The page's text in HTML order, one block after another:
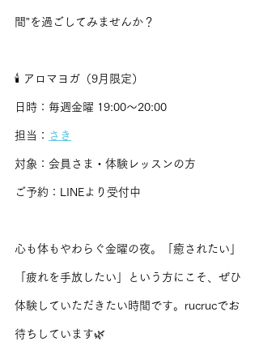
間”を過ごしてみませんか？
🕯 アロマヨガ（9月限定）
日時：毎週金曜 19:00〜20:00
担当： さき
対象：会員さま・体験レッスンの方
ご予約：LINEより受付中
心も体もやわらぐ金曜の夜。「癒されたい」
「疲れを手放したい」という方にこそ、ぜひ
体験していただきたい時間です。rucrucでお
待ちしています🌿